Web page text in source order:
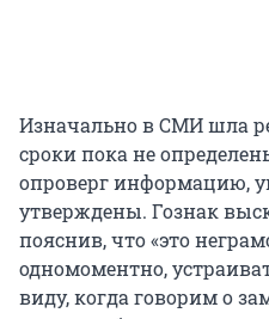
Изначально в СМИ шла
сроки пока не
опроверг информацию,
утверждены. Гознак
пояснив, что «это
одномоментно,
виду, когда говорим о